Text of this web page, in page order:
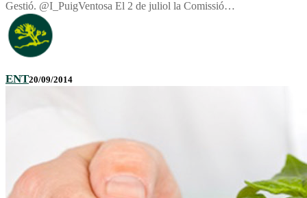
Gestió. @I_PuigVentosa El 2 de juliol la Comissió…
ENT20/09/2014